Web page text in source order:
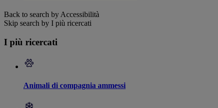
Back to search by Accessibilità
Skip search by I più ricercati
I più ricercati
Animali di compagnia ammessi